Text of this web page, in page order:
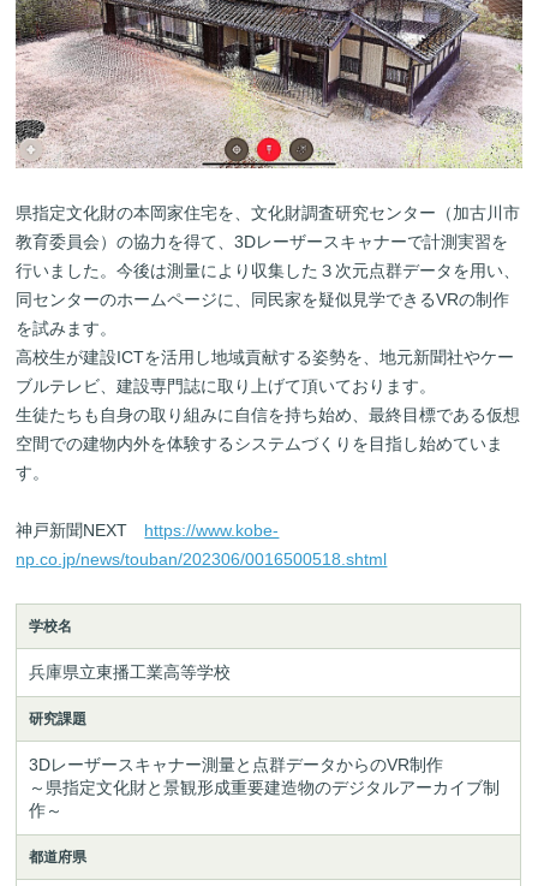
県指定文化財の本岡家住宅を、文化財調査研究センター（加古川市
教育委員会）の協力を得て、3Dレーザースキャナーで計測実習を
行いました。今後は測量により収集した３次元点群データを用い、
同センターのホームページに、同民家を疑似見学できるVRの制作
を試みます。
高校生が建設ICTを活用し地域貢献する姿勢を、地元新聞社やケー
ブルテレビ、建設専門誌に取り上げて頂いております。
生徒たちも自身の取り組みに自信を持ち始め、最終目標である仮想
空間での建物内外を体験するシステムづくりを目指し始めていま
す。
神戸新聞NEXT https://www.kobe-
np.co.jp/news/touban/202306/0016500518.shtml
学校名
兵庫県立東播工業高等学校
研究課題
3Dレーザースキャナー測量と点群データからのVR制作
～県指定文化財と景観形成重要建造物のデジタルアーカイブ制
作～
都道府県